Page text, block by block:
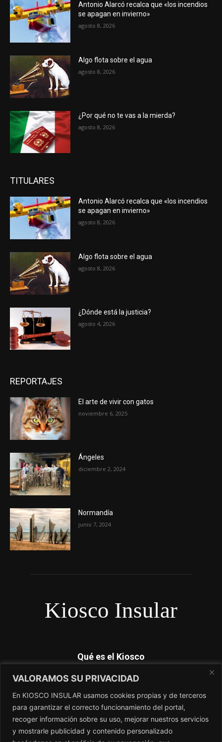
VALORAMOS SU PRIVACIDAD
En KIOSCO INSULAR usamos cookies propias y de terceros
para garantizar el correcto funcionamiento del portal,
recoger información sobre su uso, mejorar nuestros servicios
y mostrarle publicidad y contenido personalizado
Antonio Alarcó recalca que «los incendios
se apagan en invierno»
agosto 8, 2026
Algo flota sobre el agua
agosto 8, 2026
¿Por qué no te vas a la mierda?
agosto 8, 2026
TITULARES
Antonio Alarcó recalca que «los incendios
se apagan en invierno»
agosto 8, 2026
Algo flota sobre el agua
agosto 8, 2026
¿Dónde está la justicia?
agosto 4, 2026
REPORTAJES
El arte de vivir con gatos
noviembre 6, 2025
Ángeles
diciembre 2, 2024
Normandía
junio 7, 2024
Kiosco Insular
Qué es el Kiosco
Kiosco Insular es el magacín independiente de Canarias. No
dependemos de subvenciones y nosotros si contamos lo que
los periódicos no cuentan. El único periódico sin amo.
Contacto:redaccion@kioscoinsular.com